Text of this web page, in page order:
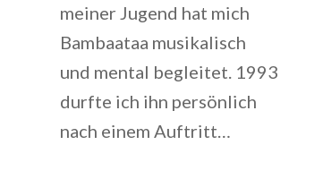
meiner Jugend hat mich
Bambaataa musikalisch
und mental begleitet. 1993
durfte ich ihn persönlich
nach einem Auftritt…